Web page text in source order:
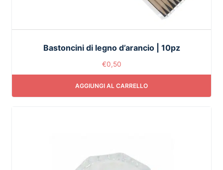
Bastoncini di legno d’arancio | 10pz
€0,50
AGGIUNGI AL CARRELLO